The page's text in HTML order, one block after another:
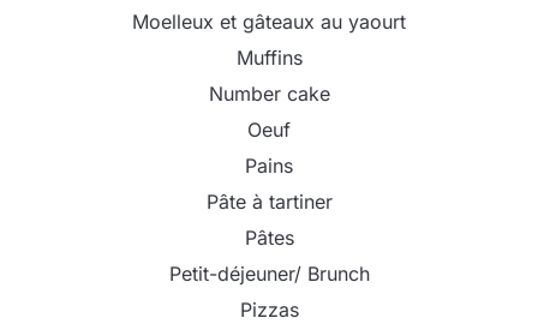
Moelleux et gâteaux au yaourt
Muffins
Number cake
Oeuf
Pains
Pâte à tartiner
Pâtes
Petit-déjeuner/ Brunch
Pizzas